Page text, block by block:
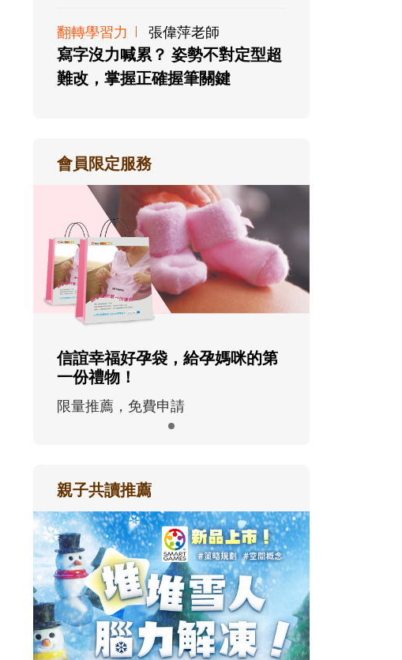
翻轉學習力 張偉萍老師
寫字沒力喊累？ 姿勢不對定型超
難改，掌握正確握筆關鍵
會員限定服務
信誼幸福好孕袋，給孕媽咪的第
一份禮物！
限量推薦，免費申請
親子共讀推薦